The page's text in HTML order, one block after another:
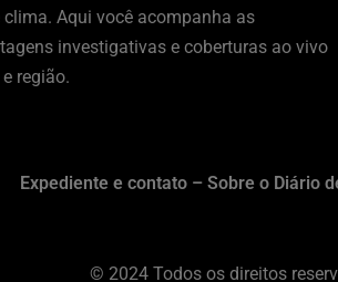
Aqui você acompanha as
investigativas e coberturas ao vivo
região.
Expediente e contato – Sobre o Diário
© 2024 Todos os direitos